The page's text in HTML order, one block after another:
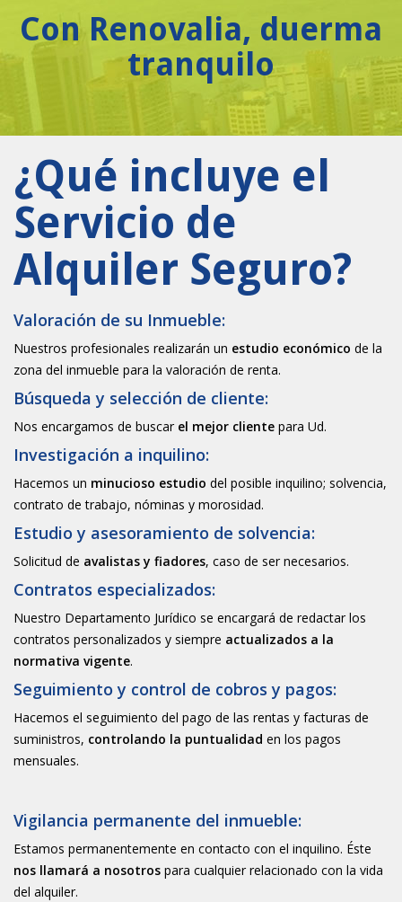
Con Renovalia, duerma
tranquilo
¿Qué incluye el
Servicio de
Alquiler Seguro?
Valoración de su Inmueble:
Nuestros profesionales realizarán un estudio económico de la
zona del inmueble para la valoración de renta.
Búsqueda y selección de cliente:
Nos encargamos de buscar el mejor cliente para Ud.
Investigación a inquilino:
Hacemos un minucioso estudio del posible inquilino; solvencia,
contrato de trabajo, nóminas y morosidad.
Estudio y asesoramiento de solvencia:
Solicitud de avalistas y fiadores, caso de ser necesarios.
Contratos especializados:
Nuestro Departamento Jurídico se encargará de redactar los
contratos personalizados y siempre actualizados a la
normativa vigente.
Seguimiento y control de cobros y pagos:
Hacemos el seguimiento del pago de las rentas y facturas de
suministros, controlando la puntualidad en los pagos
mensuales.
Vigilancia permanente del inmueble:
Estamos permanentemente en contacto con el inquilino. Éste
nos llamará a nosotros para cualquier relacionado con la vida
del alquiler.